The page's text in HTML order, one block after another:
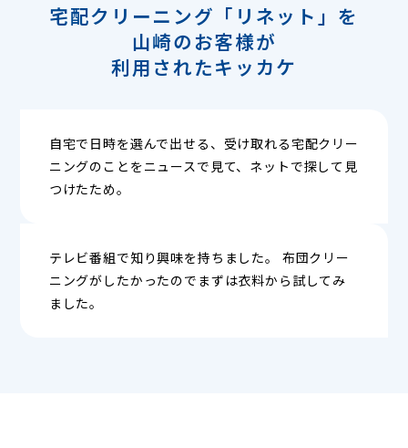
宅配クリーニング「リネット」を
山崎のお客様が
利用されたキッカケ
自宅で日時を選んで出せる、受け取れる宅配クリー
ニングのことをニュースで見て、ネットで探して見
つけたため。
テレビ番組で知り興味を持ちました。 布団クリー
ニングがしたかったのでまずは衣料から試してみ
ました。